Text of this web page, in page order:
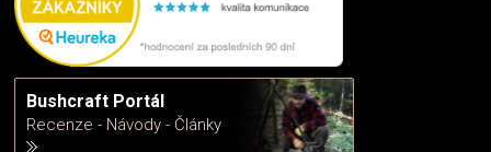
Bushcraft Portál
Recenze - Návody - Články